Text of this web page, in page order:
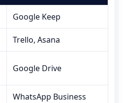
Google Keep
Trello, Asana
Google Drive
WhatsApp Business